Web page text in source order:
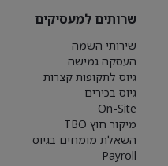
שרותים למעסיקים
שירותי השמה
העסקה גמישה
גיוס לתקופות קצרות
גיוס בכירים
On-Site
מיקור חוץ TBO
השאלת מומחים בגיוס
Payroll